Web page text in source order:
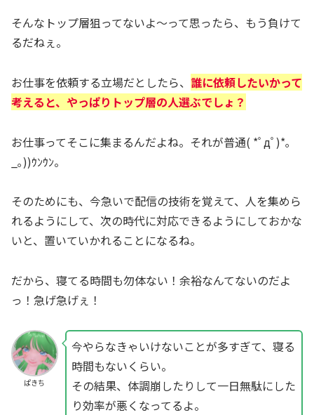
そんなトップ層狙ってないよ～って思ったら、もう負けて
るだねぇ。
お仕事を依頼する立場だとしたら、 誰に依頼したいかって
考えると、やっぱりトップ層の人選ぶでしょ？
お仕事ってそこに集まるんだよね。それが普通( *ﾟдﾟ)*｡
_｡))ｳﾝｳﾝ。
そのためにも、今急いで配信の技術を覚えて、人を集めら
れるようにして、次の時代に対応できるようにしておかな
いと、置いていかれることになるね。
だから、寝てる時間も勿体ない！余裕なんてないのだよ
っ！急げ急げぇ！
ぱきち
今やらなきゃいけないことが多すぎて、寝る
時間もないくらい。
その結果、体調崩したりして一日無駄にした
り効率が悪くなってるよ。